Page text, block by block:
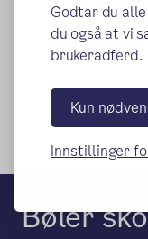
Godtar du
du også at vi
brukeradferd.
Kun
Innstillinger
Bøler